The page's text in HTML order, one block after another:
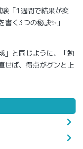
「1週間で結果が変
書く3つの秘訣✨」
」と同じように、「勉
せば、得点がグンと上